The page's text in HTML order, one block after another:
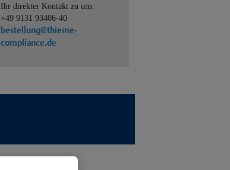
Ihr direkter Kontakt zu uns:
+49 9131 93406-40
bestellung@thieme-
compliance.de